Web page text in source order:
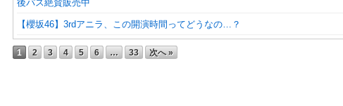
後パス絶賛販売中
【櫻坂46】3rdアニラ、この開演時間ってどうなの…？
1 2 3 4 5 6 … 33 次へ »